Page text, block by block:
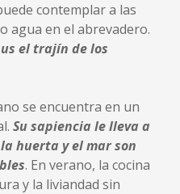
contemplar a las
agua en el abrevadero.
el trajín de los
se encuentra en un
Su sapiencia le lleva a
huerta y el mar son
. En verano, la cocina
y la liviandad sin